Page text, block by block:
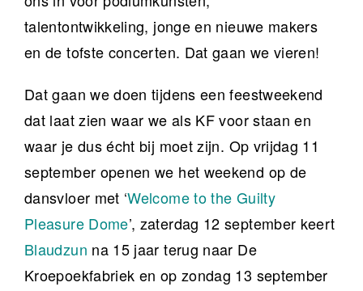
talentontwikkeling, jonge en nieuwe makers
en de tofste concerten. Dat gaan we vieren!
Dat gaan we doen tijdens een feestweekend
dat laat zien waar we als KF voor staan en
waar je dus écht bij moet zijn. Op vrijdag 11
september openen we het weekend op de
dansvloer met ‘Welcome to the Guilty
Pleasure Dome’, zaterdag 12 september keert
Blaudzun na 15 jaar terug naar De
Kroepoekfabriek en op zondag 13 september